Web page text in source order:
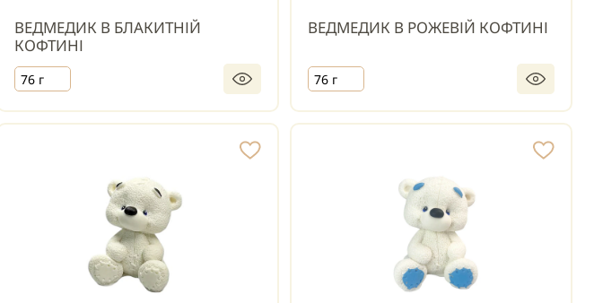
ВЕДМЕДИК В БЛАКИТНІЙ
КОФТИНІ
76 г
ВЕДМЕДИК В РОЖЕВІЙ КОФТИНІ
76 г